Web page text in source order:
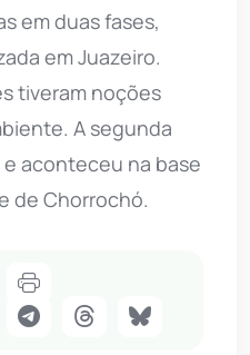
em duas fases,
em Juazeiro.
tiveram noções
A segunda
aconteceu na base
de Chorrochó.